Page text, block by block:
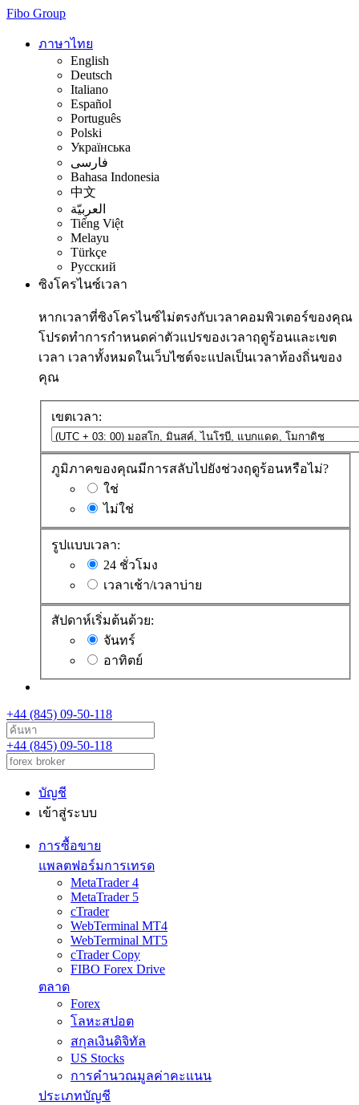
Fibo Group
ภาษาไทย
English
Deutsch
Italiano
Español
Português
Polski
Українська
فارسی
Bahasa Indonesia
中文
العربيّة
Tiếng Việt
Melayu
Türkçe
Русский
ซิงโครไนซ์เวลา
หากเวลาที่ซิงโครไนซ์ไม่ตรงกับเวลาคอมพิวเตอร์ของคุณ
โปรดทำการกำหนดค่าตัวแปรของเวลาฤดูร้อนและเขต
เวลา เวลาทั้งหมดในเว็บไซต์จะแปลเป็นเวลาท้องถิ่นของ
คุณ
เขตเวลา:
ภูมิภาคของคุณมีการสลับไปยังช่วงฤดูร้อนหรือไม่?
ใช่
ไม่ใช่
รูปแบบเวลา:
24 ชั่วโมง
เวลาเช้า/เวลาบ่าย
สัปดาห์เริ่มต้นด้วย:
จันทร์
อาทิตย์
+44 (845) 09-50-118
+44 (845) 09-50-118
บัญชี
เข้าสู่ระบบ
การซื้อขาย
แพลตฟอร์มการเทรด
MetaTrader 4
MetaTrader 5
cTrader
WebTerminal MT4
WebTerminal MT5
cTrader Copy
FIBO Forex Drive
ตลาด
Forex
โลหะสปอต
สกุลเงินดิจิทัล
US Stocks
การคำนวณมูลค่าคะแนน
ประเภทบัญชี